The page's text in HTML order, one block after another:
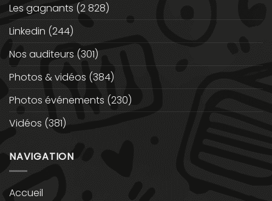
Les gagnants (2 828)
Linkedin (244)
Nos auditeurs (301)
Photos & vidéos (384)
Photos événements (230)
Vidéos (381)
NAVIGATION
Accueil